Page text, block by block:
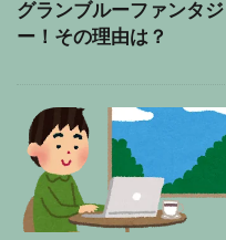
グランブルーファンタジ
ー！その理由は？